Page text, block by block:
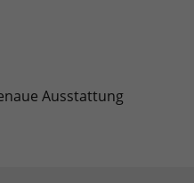
Ausstattung